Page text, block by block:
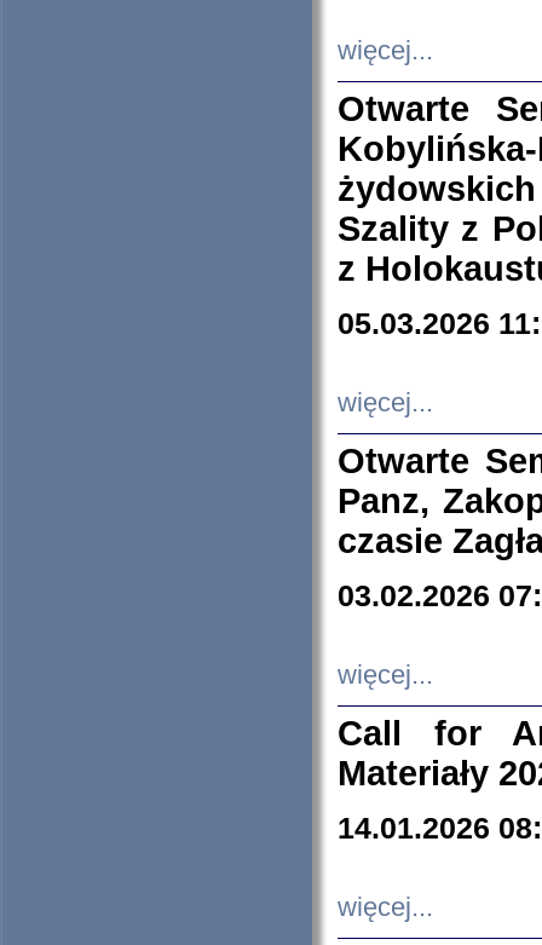
więcej...
Otwarte
Szality z
z
05.03.2026
więcej...
Otwarte
Panz,
czasie
03.02.2026
więcej...
Call for
Materiały
14.01.2026
więcej...